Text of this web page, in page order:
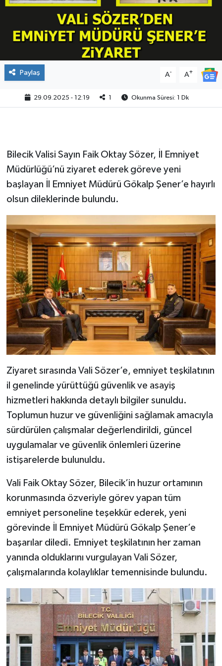
Paylaş A- A+
29.09.2025 - 12:19 Okunma Süresi: 1 Dk
Bilecik Valisi Sayın Faik Oktay Sözer, İl Emniyet
Müdürlüğü’nü ziyaret ederek göreve yeni
başlayan İl Emniyet Müdürü Gökalp Şener’e hayırlı
olsun dileklerinde bulundu.
Ziyaret sırasında Vali Sözer’e, emniyet teşkilatının
il genelinde yürüttüğü güvenlik ve asayiş
hizmetleri hakkında detaylı bilgiler sunuldu.
Toplumun huzur ve güvenliğini sağlamak amacıyla
sürdürülen çalışmalar değerlendirildi, güncel
uygulamalar ve güvenlik önlemleri üzerine
istişarelerde bulunuldu.
Vali Faik Oktay Sözer, Bilecik’in huzur ortamının
korunmasında özveriyle görev yapan tüm
emniyet personeline teşekkür ederek, yeni
görevinde İl Emniyet Müdürü Gökalp Şener’e
başarılar diledi. Emniyet teşkilatının her zaman
yanında olduklarını vurgulayan Vali Sözer,
çalışmalarında kolaylıklar temennisinde bulundu.